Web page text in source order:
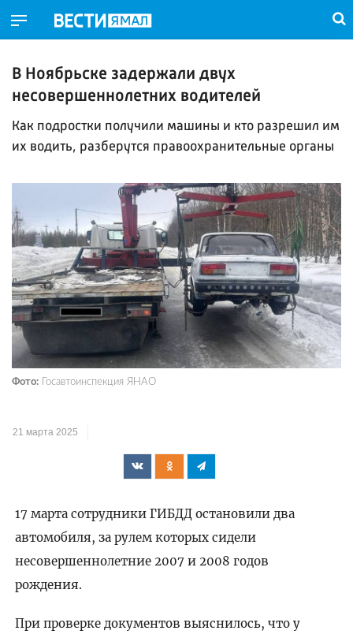
В Ноябрьске задержали двух
несовершеннолетних водителей
Как подростки получили машины и кто разрешил им
их водить, разберутся правоохранительные органы
Фото: Госавтоинспекция ЯНАО
21 марта 2025
17 марта сотрудники ГИБДД остановили два
автомобиля, за рулем которых сидели
несовершеннолетние 2007 и 2008 годов
рождения.
При проверке документов выяснилось, что у